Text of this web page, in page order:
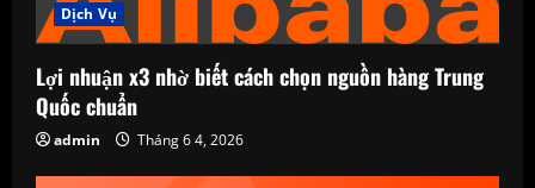
Dịch Vụ
Lợi nhuận x3 nhờ biết cách chọn nguồn hàng Trung
Quốc chuẩn
admin Tháng 6 4, 2026